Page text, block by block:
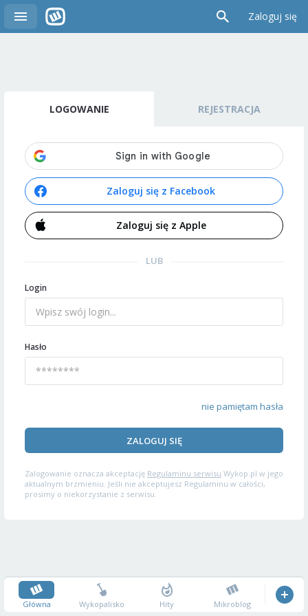
Zaloguj się
LOGOWANIE REJESTRACJA
Zaloguj się z Facebook
Zaloguj się z Apple
LUB
Login
Hasło
nie pamiętam hasła
ZALOGUJ SIĘ
Zalogowanie oznacza akceptację Regulaminu serwisu Wykop.pl w jego
aktualnym brzmieniu. Jeśli nie akceptujesz Regulaminu w całości,
prosimy o niekorzystanie z serwisu.
Główna Wykopalisko Hity Mikroblog